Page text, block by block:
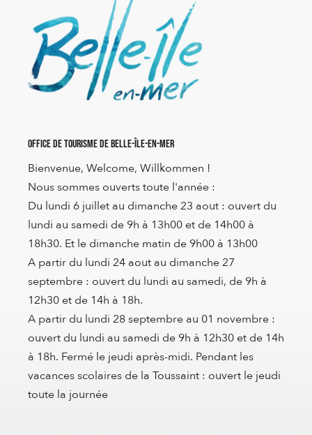
Office de Tourisme de Belle-Île-en-Mer
Bienvenue, Welcome, Willkommen !
Nous sommes ouverts toute l'année :
Du lundi 6 juillet au dimanche 23 aout : ouvert du
lundi au samedi de 9h à 13h00 et de 14h00 à
18h30. Et le dimanche matin de 9h00 à 13h00
A partir du lundi 24 aout au dimanche 27
septembre : ouvert du lundi au samedi, de 9h à
12h30 et de 14h à 18h.
A partir du lundi 28 septembre au 01 novembre :
ouvert du lundi au samedi de 9h à 12h30 et de 14h
à 18h. Fermé le jeudi après-midi. Pendant les
vacances scolaires de la Toussaint : ouvert le jeudi
toute la journée